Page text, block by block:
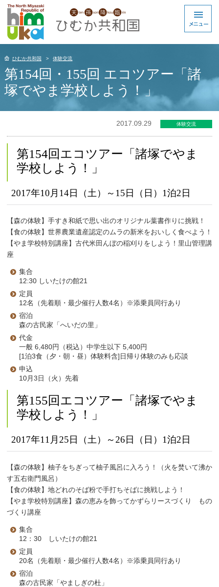
ひむか共和国 体験交流
第154回・155回 エコツアー「諸
塚でやま学校しよう！」
2017.09.29 体験交流
第154回エコツアー「諸塚でやま
学校しよう！」
2017年10月14日（土）～15日（日）1泊2日
【森の体験】手すき和紙で思い出のオリジナル葉書作りに挑戦！
【食の体験】世界農業遺産認定のムラの新米をおいしく食べよう！
【やま学校特別講座】古代米田んぼの稲刈りをしよう！里山管理講
座
集合
12:30 しいたけの館21
定員
12名（先着順・最少催行人数4名）※添乗員同行あり
宿泊
森の古民家「へいだの里」
代金
一般 6,480円（税込）中学生以下 5,400円
[1泊3食（夕・朝・昼）体験料含]日帰り体験のみも応談
申込
10月3日（火）先着
第155回エコツアー「諸塚でやま
学校しよう！」
2017年11月25日（土）～26日（日）1泊2日
【森の体験】柚子をちぎって柚子風呂に入ろう！（火を焚いて沸か
す五右衛門風呂）
【食の体験】地どれのそば粉で手打ちそばに挑戦しよう！
【やま学校特別講座】森の恵みを飾ってかずらリースづくり もの
づくり講座
集合
12：30 しいたけの館21
定員
20名（先着順・最少催行人数4名）※添乗員同行あり
宿泊
森の古民家「やましぎの杜」